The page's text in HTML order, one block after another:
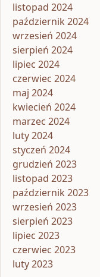
listopad 2024
październik 2024
wrzesień 2024
sierpień 2024
lipiec 2024
czerwiec 2024
maj 2024
kwiecień 2024
marzec 2024
luty 2024
styczeń 2024
grudzień 2023
listopad 2023
październik 2023
wrzesień 2023
sierpień 2023
lipiec 2023
czerwiec 2023
luty 2023